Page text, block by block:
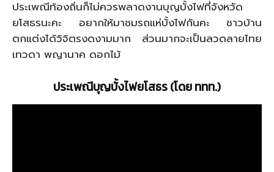
ประเพณีท้องถิ่นก็ไม่ควรพลาดงานบุญบั้งไฟที่จังหวัด
ยโสธรนะคะ อยากให้มาชมรถแห่บั้งไฟกันคะ ชาวบ้าน
ตกแต่งได้วิจิตรงดงามมาก ส่วนมากจะเป็นลวดลายไทย
เทวดา พญานาค ดอกไม้
ประเพณีบุญบั้งไฟยโสธร (โดย ททท.)